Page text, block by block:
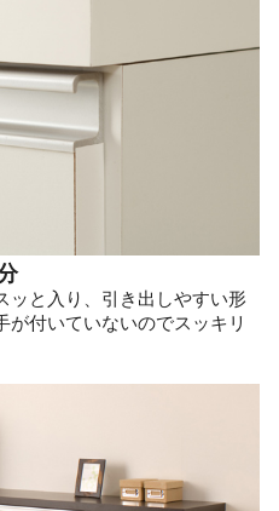
ッと入り、引き出しやすい形
が付いていないのでスッキリ